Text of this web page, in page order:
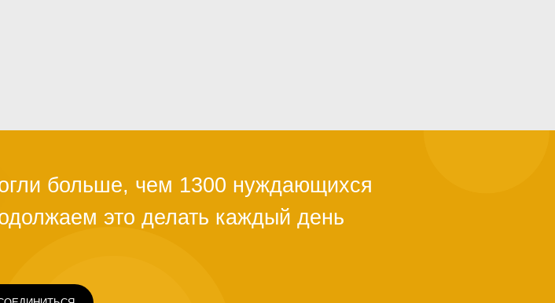
здоровья или вовремя не дали нужной поддержки.
проще сдаться, чем бороться и идти дальше. Как